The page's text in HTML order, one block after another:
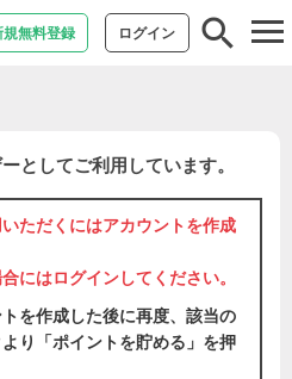
規無料登録 ログイン
としてご利用しています。
ただくにはアカウントを作成
にはログインしてください。
を作成した後に再度、該当の
り「ポイントを貯める」を押